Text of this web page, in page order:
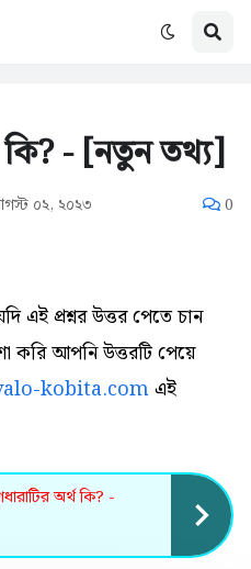
কি? - [নতুন তথ্য]
০২, ২০২৩ 0
এই প্রশ্নর উত্তর পেতে চান
করি আপনি উত্তরটি পেয়ে
kobita.comএই
অর্থ কি? -